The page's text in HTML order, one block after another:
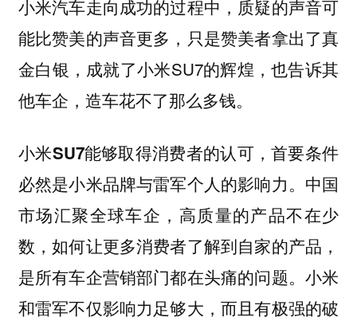
小米汽车走向成功的过程中，质疑的声音可
能比赞美的声音更多，只是赞美者拿出了真
金白银，成就了小米SU7的辉煌，也告诉其
他车企，造车花不了那么多钱。
小米SU7能够取得消费者的认可，首要条件
必然是小米品牌与雷军个人的影响力。 中国
市场汇聚全球车企，高质量的产品不在少
数，如何让更多消费者了解到自家的产品，
是所有车企营销部门都在头痛的问题。小米
和雷军不仅影响力足够大，而且有极强的破